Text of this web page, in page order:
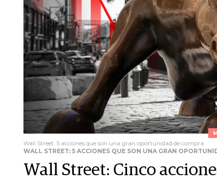
Wall Street: 5 acciones que son una gran oportunidad de compra
WALL STREET: 5 ACCIONES QUE SON UNA GRAN
Wall Street: Cinco